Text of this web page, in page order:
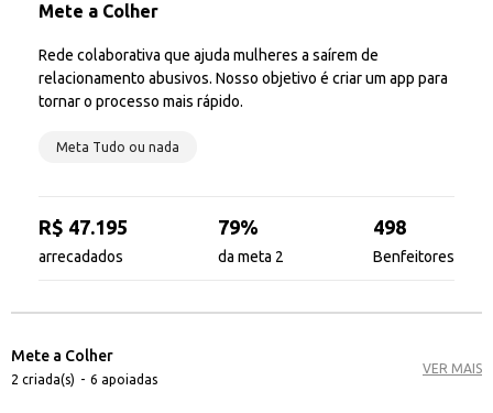
Mete a Colher
Rede colaborativa que ajuda mulheres a saírem de
relacionamento abusivos. Nosso objetivo é criar um app para
tornar o processo mais rápido.
Meta Tudo ou nada
R$ 47.195
arrecadados
79%
da meta 2
498
Benfeitores
Mete a Colher
2 criada(s) - 6 apoiadas
VER MAIS